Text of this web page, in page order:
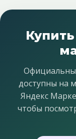
доступны на
Яндекс
чтобы